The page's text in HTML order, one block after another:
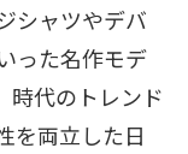
シャツやデバ
った名作モデ
時代のトレンド
を両立した日